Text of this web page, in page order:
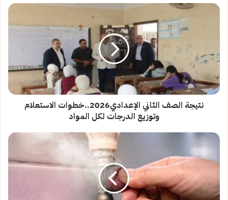
نتيجة
الإعدادي2026..خطوات
الاستعلام
وتوزيع
الدرجات
لكل
المواد
نتيجة الصف الثاني الإعدادي2026..خطوات الاستعلام
وتوزيع الدرجات لكل المواد
10
ضحايا
في
أسبوع
واحد
بسبب